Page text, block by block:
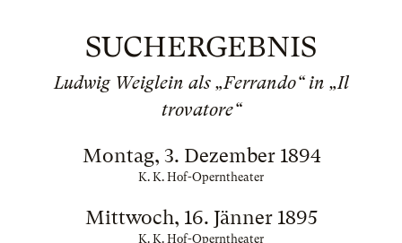
SUCHERGEBNIS
Ludwig Weiglein als „Ferrando“ in „Il
trovatore“
Montag, 3. Dezember 1894
K. K. Hof-Operntheater
Mittwoch, 16. Jänner 1895
K. K. Hof-Operntheater